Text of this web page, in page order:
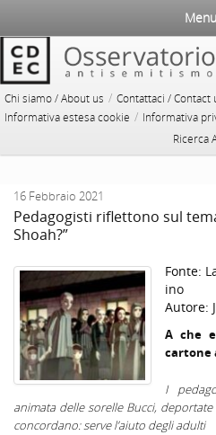
Chi siamo / About us / Contattaci / Contact
Informativa estesa cookie / Informativa
Ricerca
Menu
16 Febbraio 2021
Pedagogisti riflettono sul
Shoah?”
Fonte:
ino
Autore:
A che
cartone
I
animata delle sorelle Bucci,
concordano: serve l’aiuto degli adulti